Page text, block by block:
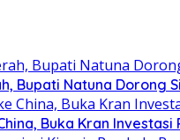
Bupati Natuna
Buka Kran